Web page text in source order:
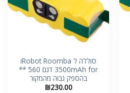
סוללה ל iRobot Roomba
3500mAh for דגם 560 **
בהספק גבוה מהמקור
₪230.00